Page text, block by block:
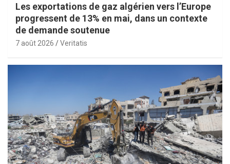
Les exportations de gaz algérien vers l’Europe
progressent de 13% en mai, dans un contexte
de demande soutenue
7 août 2026 Veritatis